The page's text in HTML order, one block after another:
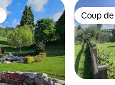
Coup
Coup